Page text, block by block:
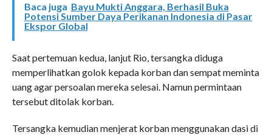
Baca juga Bayu Mukti Anggara, Berhasil Buka
Potensi Sumber Daya Perikanan Indonesia di Pasar
Ekspor Global
Saat pertemuan kedua, lanjut Rio, tersangka diduga
memperlihatkan golok kepada korban dan sempat meminta
uang agar persoalan mereka selesai. Namun permintaan
tersebut ditolak korban.
Tersangka kemudian menjerat korban menggunakan dasi di